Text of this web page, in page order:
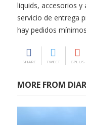
liquids, accesorios y
servicio de entrega
hay pedidos
SHARE TWEET GPLUS
MORE FROM